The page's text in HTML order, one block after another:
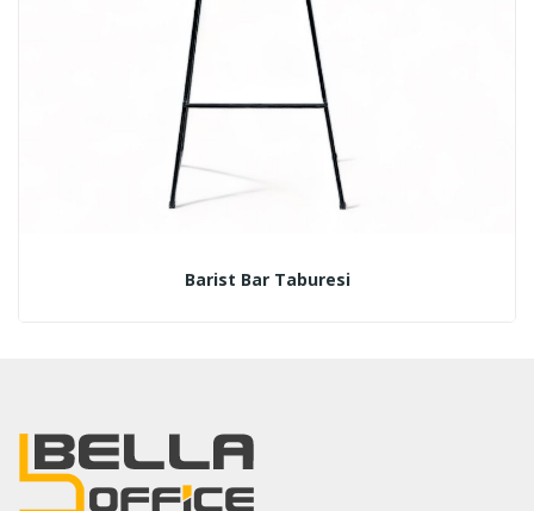
Barist Bar Taburesi